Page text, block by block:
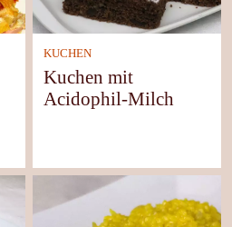
KUCHEN
Kuchen mit
Acidophil-Milch